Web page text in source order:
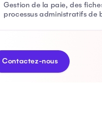
Gestion de la paie, des
processus administratifs de
Contactez-nous